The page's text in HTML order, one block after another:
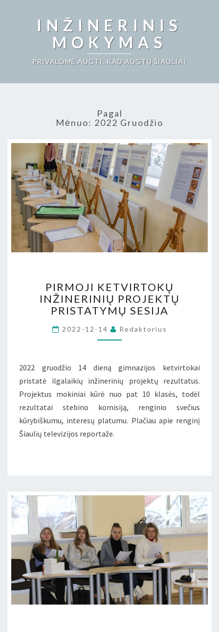
INŽINERINIS
MOKYMAS
PRIVALOME AUGTI, KAD AUGTŲ ŠIAULIAI
Pagal
Mėnuo: 2022 Gruodžio
KETVIRTOKŲ
INŽINERINIŲ
PROJEKTŲ
PRISTATYMŲ
SESIJA
PIRMOJI KETVIRTOKŲ
INŽINERINIŲ PROJEKTŲ
PRISTATYMŲ SESIJA
2022-12-14 Redaktorius
2022 gruodžio 14 dieną gimnazijos ketvirtokai
pristatė ilgalaikių inžinerinių projektų rezultatus.
Projektus mokiniai kūrė nuo pat 10 klasės, todėl
rezultatai stebino komisiją, renginio svečius
kūrybiškumu, interesų platumu. Plačiau apie renginį
Šiaulių televizijos reportaže.